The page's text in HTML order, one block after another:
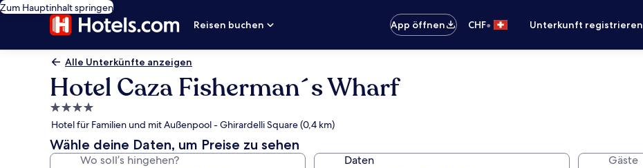
Zum Hauptinhalt springen
Reisen buchen
App öffnen CHF• Unterkunft registrieren
Alle Unterkünfte anzeigen
Hotel Caza Fisherman´s Wharf
4.0-
Sterne-
Unterkunft
Hotel für Familien und mit Außenpool - Ghirardelli Square (0,4 km)
Wähle deine Daten, um Preise zu sehen
Wo soll’s hingehen? Daten Gäste